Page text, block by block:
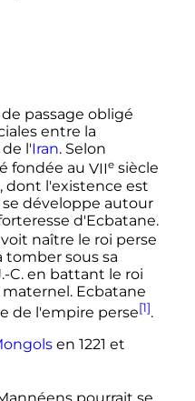
passage obligé
entre la
l'Iran. Selon
fondée au VIIe siècle
dont l'existence est
développe autour
d'Ecbatane.
naître le roi perse
tomber sous sa
C. en battant le roi
Ecbatane
de l'empire perse[1].
en 1221 et
pourrait se